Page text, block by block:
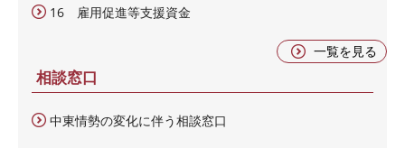
16 雇用促進等支援資金
一覧を見る
相談窓口
中東情勢の変化に伴う相談窓口